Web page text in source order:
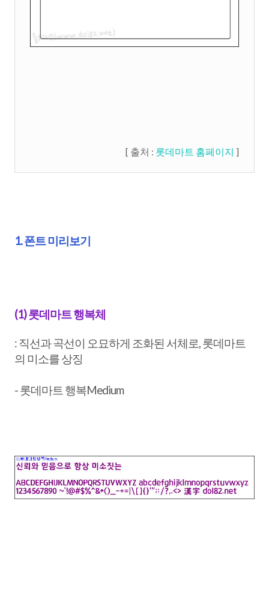
[ 출처 : 롯데마트 홈페이지 ]
1. 폰트 미리보기
(1) 롯데마트 행복체
: 직선과 곡선이 오묘하게 조화된 서체로, 롯데마트
의 미소를 상징
- 롯데마트 행복Medium